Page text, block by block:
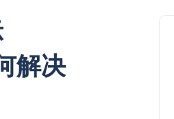
解决